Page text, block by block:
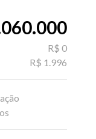
R$ 0
R$ 1.996